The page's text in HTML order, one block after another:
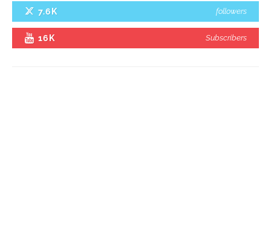
7.6K followers
16K Subscribers